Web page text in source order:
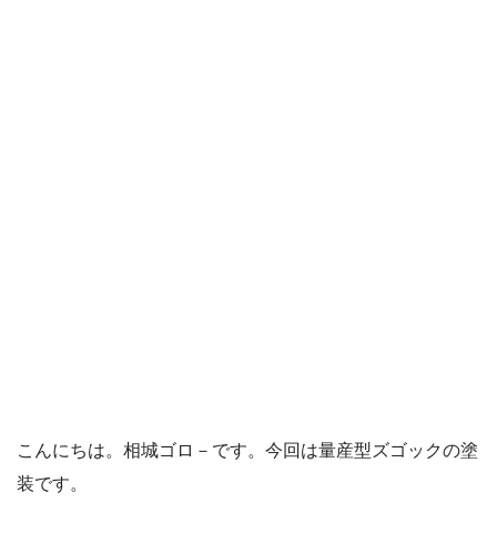
こんにちは。相城ゴロ－です。今回は量産型ズゴックの塗
装です。